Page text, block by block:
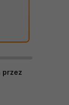
przez